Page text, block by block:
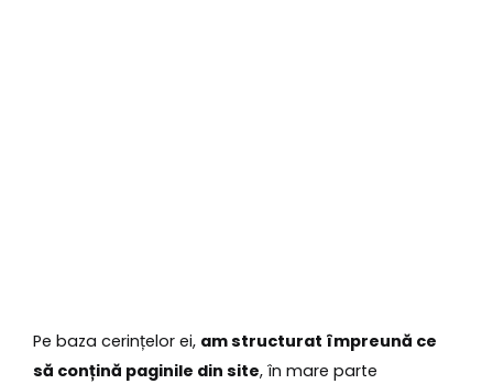
Pe baza cerințelor ei, am structurat împreună ce
să conțină paginile din site, în mare parte